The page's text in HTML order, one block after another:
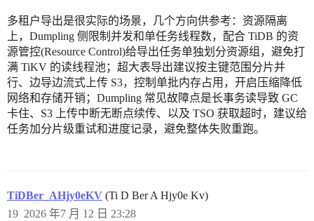
多租户导出是很实际的场景，几个方向供参考：资源隔离
上，Dumpling 侧限制并发和单任务线程数，配合 TiDB 的资
源管控(Resource Control)给导出任务单独划分资源组，避免打
满 TiKV 的读线程池；超大表导出建议按主键范围分片并
行、边导边流式上传 S3，控制单批内存占用，开启压缩降低
网络和存储开销；Dumpling 常见故障点是长事务读导致 GC
卡住、S3 上传中断无断点续传、以及 TSO 获取超时，建议给
任务加分片级重试和进度记录，避免整体失败重跑。
TiDBer_AHjy0eKV (Ti D Ber A Hjy0e Kv)
2026 年7 月 12 日 23:28
19